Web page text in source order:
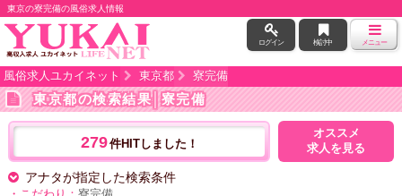
東京の寮完備の風俗求人情報
ログイン 検討中 メニュー
風俗求人ユカイネット 東京都 寮完備
東京都の検索結果│寮完備
279件HITしました！
オススメ
求人を見る
アナタが指定した検索条件